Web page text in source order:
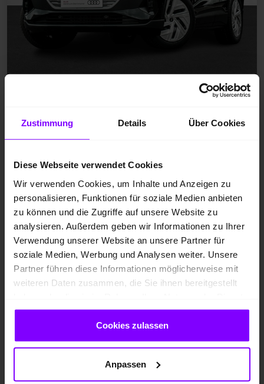
Zustimmung Details Über Cookies
Diese Webseite verwendet Cookies
Wir verwenden Cookies, um Inhalte und Anzeigen zu
personalisieren, Funktionen für soziale Medien anbieten
zu können und die Zugriffe auf unsere Website zu
analysieren. Außerdem geben wir Informationen zu Ihrer
Verwendung unserer Website an unsere Partner für
soziale Medien, Werbung und Analysen weiter. Unsere
Partner führen diese Informationen möglicherweise mit
weiteren Daten zusammen, die Sie ihnen bereitgestellt
gesammelt haben.
Cookies zulassen
Anpassen
Elektro
EZ 06.2024
150 kW / 204 PS
Automatik
VIRTUAL COCKPIT EINPARKHILFE
Preis inkl. MwSt.
Fahrzeugangebot der Hülpert AZ GmbH